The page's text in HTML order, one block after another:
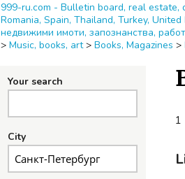
999-ru.com - Bulletin board, real estate,
Romania, Spain, Thailand, Turkey,
недвижими имоти, запознанства,
> Music, books, art > Books, Magazines >
Your search
City
1